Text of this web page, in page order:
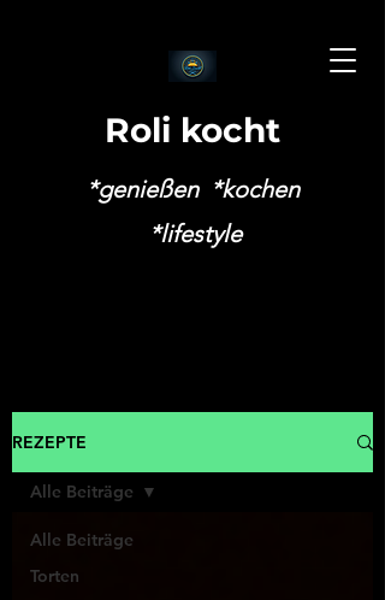
Roli kocht
*genießen *kochen
*lifestyle
REZEPTE
Alle Beiträge
Torten
Alle Beiträge